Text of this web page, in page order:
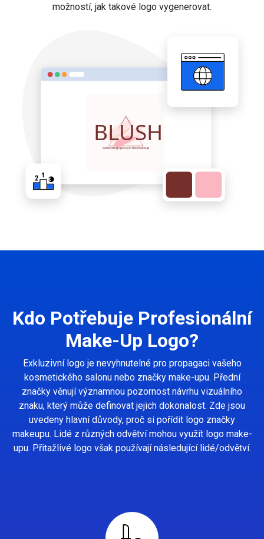
možností, jak takové logo vygenerovat.
Kdo Potřebuje Profesionální
Make-Up Logo?
Exkluzivní logo je nevyhnutelné pro propagaci vašeho
kosmetického salonu nebo značky make-upu. Přední
značky věnují významnou pozornost návrhu vizuálního
znaku, který může definovat jejich dokonalost. Zde jsou
uvedeny hlavní důvody, proč si pořídit logo značky
makeupu. Lidé z různých odvětví mohou využít logo make-
upu. Přitažlivé logo však používají následující lidé/odvětví.